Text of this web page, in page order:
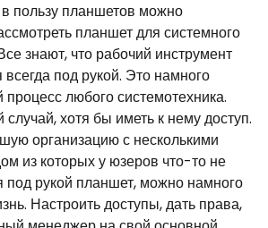
пользу планшетов можно
планшет для системного
знают, что рабочий инструмент
под рукой. Это намного
любого системотехника.
хотя бы иметь к нему доступ.
организацию с несколькими
из которых у юзеров что-то не
под рукой планшет, можно намного
Настроить доступы, дать права,